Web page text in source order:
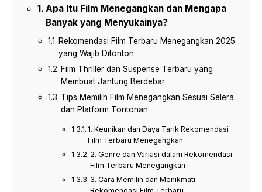
Apa Itu Film Menegangkan dan Mengapa
Banyak yang Menyukainya?
Rekomendasi Film Terbaru Menegangkan 2025
yang Wajib Ditonton
Film Thriller dan Suspense Terbaru yang
Membuat Jantung Berdebar
Tips Memilih Film Menegangkan Sesuai Selera
dan Platform Tontonan
1. Keunikan dan Daya Tarik Rekomendasi
Film Terbaru Menegangkan
2. Genre dan Variasi dalam Rekomendasi
Film Terbaru Menegangkan
3. Cara Memilih dan Menikmati